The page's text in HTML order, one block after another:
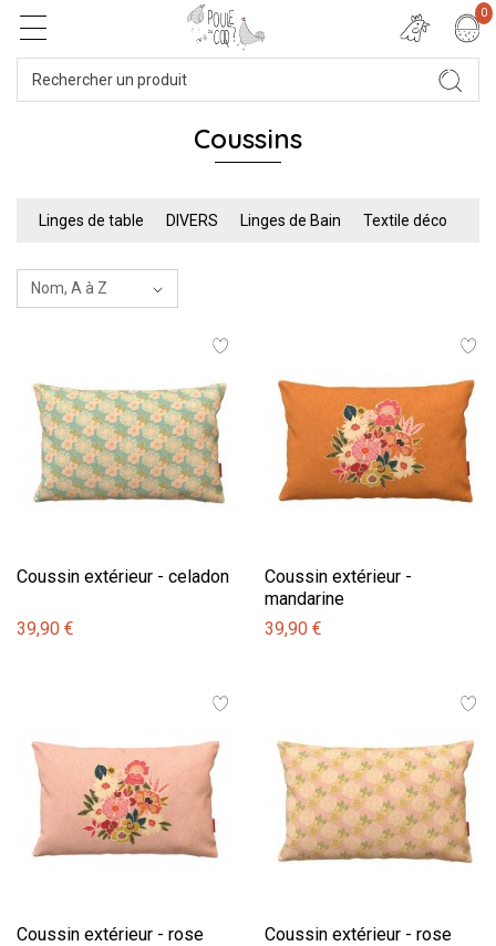
0
Coussins
Linges de table DIVERS Linges de Bain Textile déco
Coussin extérieur - celadon
39,90 €
Coussin extérieur -
mandarine
39,90 €
Coussin extérieur - rose Coussin extérieur - rose